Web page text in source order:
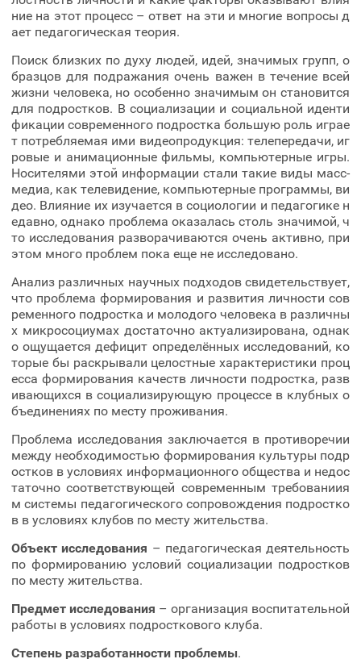
ние на этот процесс – ответ на эти и многие вопросы д
ает педагогическая теория.
Поиск близких по духу людей, идей, значимых групп, о
бразцов для подражания очень важен в течение всей
жизни человека, но особенно значимым он становится
для подростков. В социализации и социальной иденти
фикации современного подростка большую роль играе
т потребляемая ими видеопродукция: телепередачи, иг
ровые и анимационные фильмы, компьютерные игры.
Носителями этой информации стали такие виды масс-
медиа, как телевидение, компьютерные программы, ви
део. Влияние их изучается в социологии и педагогике н
едавно, однако проблема оказалась столь значимой, ч
то исследования разворачиваются очень активно, при
этом много проблем пока еще не исследовано.
Анализ различных научных подходов свидетельствует,
что проблема формирования и развития личности сов
ременного подростка и молодого человека в различны
х микросоциумах достаточно актуализирована, однак
о ощущается дефицит определённых исследований, ко
торые бы раскрывали целостные характеристики проц
есса формирования качеств личности подростка, разв
ивающихся в социализирующую процессе в клубных о
бъединениях по месту проживания.
Проблема исследования заключается в противоречии
между необходимостью формирования культуры подр
остков в условиях информационного общества и недос
таточно соответствующей современным требованиия
м системы педагогического сопровождения подростко
в в условиях клубов по месту жительства.
Объект исследования – педагогическая деятельность
по формированию условий социализации подростков
по месту жительства.
Предмет исследования – организация воспитательной
работы в условиях подросткового клуба.
Степень разработанности проблемы.